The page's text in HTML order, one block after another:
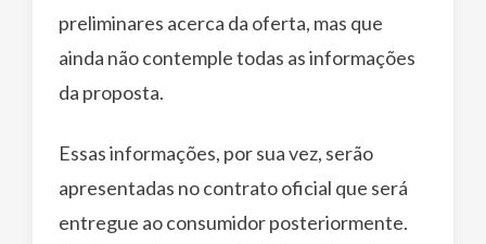
preliminares acerca da oferta, mas que
ainda não contemple todas as informações
da proposta.
Essas informações, por sua vez, serão
apresentadas no contrato oficial que será
entregue ao consumidor posteriormente.